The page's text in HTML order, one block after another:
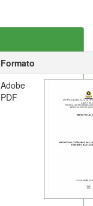
Formato
Adobe
PDF